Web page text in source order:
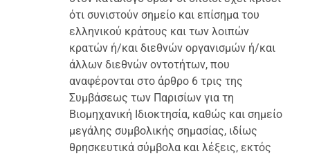
ότι συνιστούν σημείο και επίσημα του
ελληνικού κράτους και των λοιπών
κρατών ή/και διεθνών οργανισμών ή/και
άλλων διεθνών οντοτήτων, που
αναφέρονται στο άρθρο 6 τρις της
Συμβάσεως των Παρισίων για τη
Βιομηχανική Ιδιοκτησία, καθώς και σημείο
μεγάλης συμβολικής σημασίας, ιδίως
θρησκευτικά σύμβολα και λέξεις, εκτός